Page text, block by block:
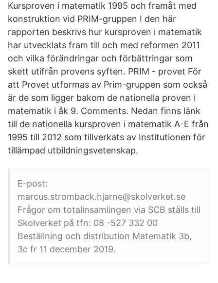
Kursproven i matematik 1995 och framåt med
konstruktion vid PRIM-gruppen I den här
rapporten beskrivs hur kursproven i matematik
har utvecklats fram till och med reformen 2011
och vilka förändringar och förbättringar som
skett utifrån provens syften. PRIM - provet För
att Provet utformas av Prim-gruppen som också
är de som ligger bakom de nationella proven i
matematik i åk 9. Comments. Nedan finns länk
till de nationella kursproven i matematik A-E från
1995 till 2012 som tillverkats av Institutionen för
tillämpad utbildningsvetenskap.
E-post:
marcus.stromback.hjarne@skolverket.se
Frågor om totalinsamlingen via SCB ställs till
Skolverket på tfn: 08 -527 332 00
Beställning och distribution Matematik 3b,
3c fr 11 december 2019.